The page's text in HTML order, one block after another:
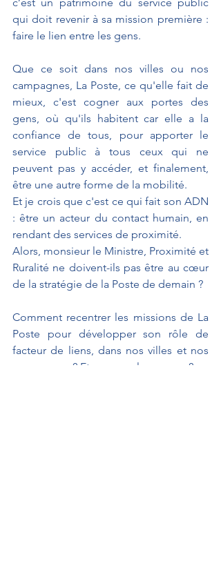
qui doit revenir à sa mission première :
faire le lien entre les gens.
Que ce soit dans nos villes ou nos
campagnes, La Poste, ce qu'elle fait de
mieux, c'est cogner aux portes des
gens, où qu'ils habitent car elle a la
confiance de tous, pour apporter le
service public à tous ceux qui ne
peuvent pas y accéder, et finalement,
être une autre forme de la mobilité.
Et je crois que c'est ce qui fait son ADN
: être un acteur du contact humain, en
rendant des services de proximité.
Alors, monsieur le Ministre, Proximité et
Ruralité ne doivent-ils pas être au cœur
de la stratégie de la Poste de demain ?
Comment recentrer les missions de La
Poste pour développer son rôle de
facteur de liens, dans nos villes et nos
campagnes ? Et avec quels moyens ?